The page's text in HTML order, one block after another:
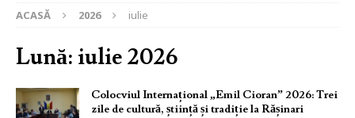
ACASĂ 2026 iulie
Lună:iulie 2026
Colocviul Internațional „Emil Cioran” 2026: Trei
zile de cultură, știință și tradiție la Rășinari